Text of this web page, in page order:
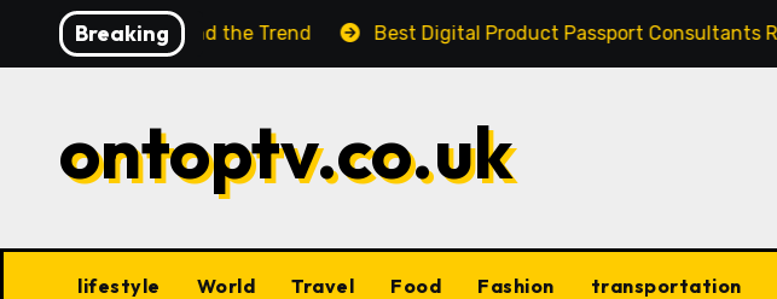
Breaking
Behind the Trend Best Digital Product Passport Consultants Reviewed
ontoptv.co.uk
lifestyle World Travel Food Fashion transportation